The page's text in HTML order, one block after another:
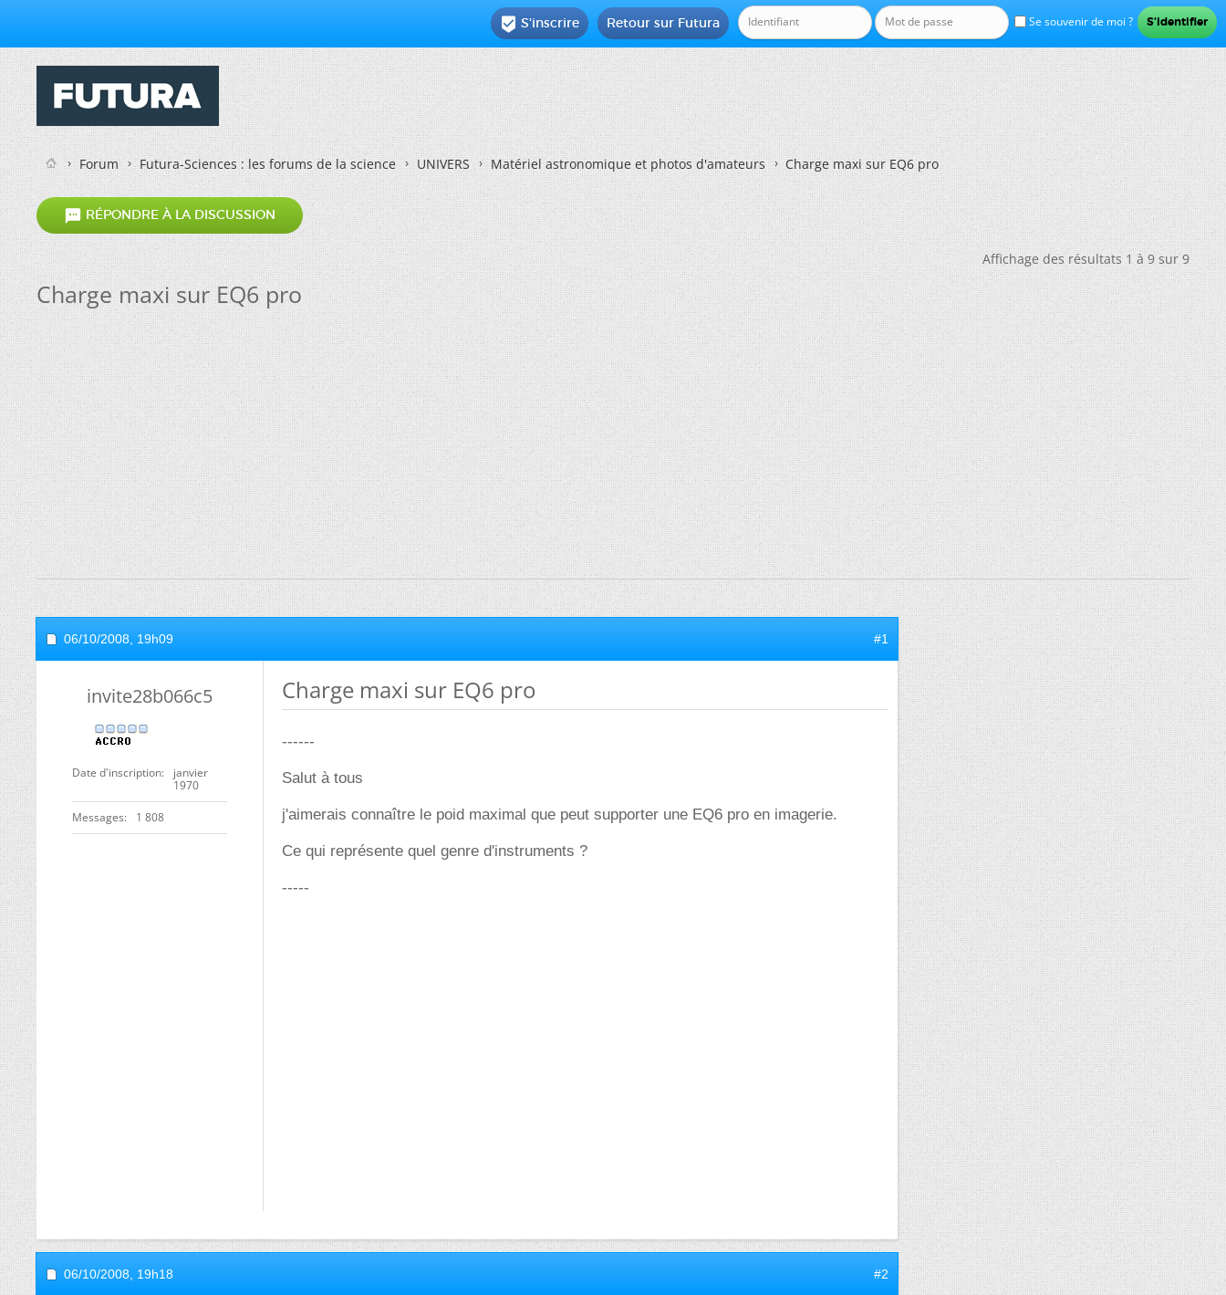
Se souvenir de moi ?
Retour sur Futura
 S'inscrire
Forum Futura-Sciences : les forums de la science UNIVERS Matériel astronomique et photos d'amateurs Charge maxi sur EQ6 pro
 RÉPONDRE À LA DISCUSSION
Affichage des résultats 1 à 9 sur 9
Charge maxi sur EQ6 pro
06/10/2008, 19h09 #1
invite28b066c5
Date d'inscription
janvier
1970
Messages 1 808
Charge maxi sur EQ6 pro
------
Salut à tous
j'aimerais connaître le poid maximal que peut supporter une EQ6 pro en imagerie.
Ce qui représente quel genre d'instruments ?
-----
06/10/2008, 19h18 #2